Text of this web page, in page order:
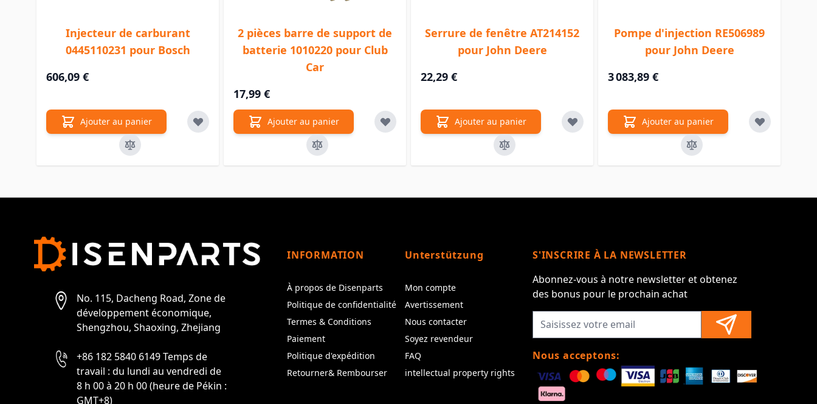
Injecteur de carburant
0445110231 pour Bosch
606,09 €
Ajouter au panier
2 pièces barre de support de
batterie 1010220 pour Club
Car
17,99 €
Ajouter au panier
Serrure de fenêtre AT214152
pour John Deere
22,29 €
Ajouter au panier
Pompe d'injection RE506989
pour John Deere
3 083,89 €
Ajouter au panier
No. 115, Dacheng Road, Zone de
développement économique,
Shengzhou, Shaoxing, Zhejiang
+86 182 5840 6149 Temps de
travail : du lundi au vendredi de
8 h 00 à 20 h 00 (heure de Pékin :
GMT+8)
INFORMATION
À propos de Disenparts
Politique de confidentialité
Termes & Conditions
Paiement
Politique d'expédition
Retourner& Rembourser
Unterstützung
Mon compte
Avertissement
Nous contacter
Soyez revendeur
FAQ
intellectual property rights
S'INSCRIRE À LA NEWSLETTER
Abonnez-vous à notre newsletter et obtenez
des bonus pour le prochain achat
Nous acceptons: